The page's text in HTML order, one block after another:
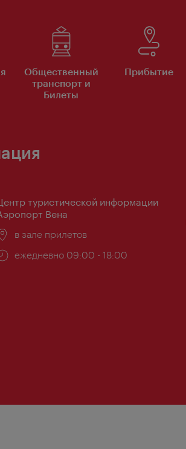
Общественный
транспорт и
Билеты
Прибытие
туристической информации
Вена
Расположение:
в зале прилетов
Часы
ежедневно 09:00 - 18:00